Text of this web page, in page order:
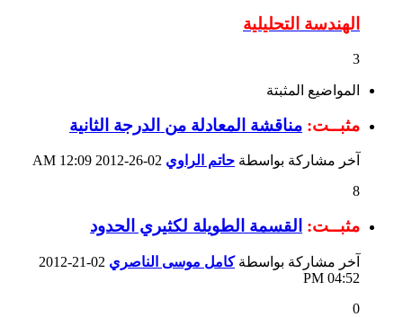
الهندسة التحليلية
3
المواضيع المثبتة
مثبــت: مناقشة المعادلة من الدرجة الثانية
آخر مشاركة بواسطة حاتم الراوي
12:09 AM
8
مثبــت: القسمة الطويلة لكثيري الحدود
آخر مشاركة بواسطةكامل موسى الناصري
04:52 PM
0